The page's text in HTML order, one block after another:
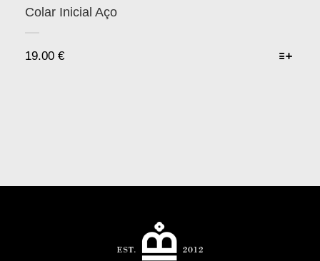
Colar Inicial Aço
19.00 €